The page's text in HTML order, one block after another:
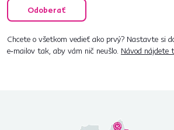
Odoberať
Chcete o všetkom vedieť ako prvý? Nastavte si
e‑mailov tak, aby vám nič neušlo. Návod nájdete